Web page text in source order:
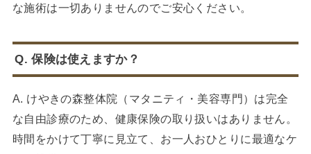
な施術は一切ありませんのでご安心ください。
Q. 保険は使えますか？
A. けやきの森整体院（マタニティ・美容専門）は完全
な自由診療のため、健康保険の取り扱いはありません。
時間をかけて丁寧に見立て、お一人おひとりに最適なケ